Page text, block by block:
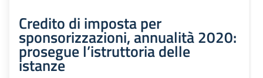
Credito di imposta per
sponsorizzazioni, annualità 2020:
prosegue l’istruttoria delle
istanze